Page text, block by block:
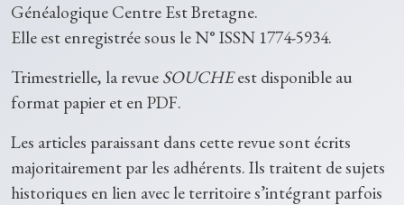
Généalogique Centre Est Bretagne.
Elle est enregistrée sous le N° ISSN 1774-5934.
Trimestrielle, la revue SOUCHEest disponible au
format papier et en PDF.
Les articles paraissant dans cette revue sont écrits
majoritairement par les adhérents. Ils traitent de sujets
historiques en lien avec le territoire s’intégrant parfois